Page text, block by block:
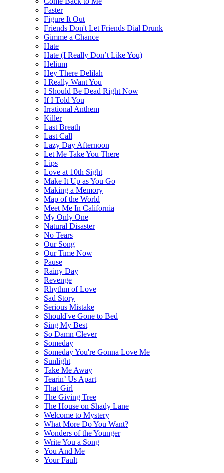
Faster
Figure It Out
Friends Don't Let Friends Dial Drunk
Gimme a Chance
Hate
Hate (I Really Don’t Like You)
Helium
Hey There Delilah
I Really Want You
I Should Be Dead Right Now
If I Told You
Irrational Anthem
Killer
Last Breath
Last Call
Lazy Day Afternoon
Let Me Take You There
Lips
Love at 10th Sight
Make It Up as You Go
Making a Memory
Map of the World
Meet Me In California
My Only One
Natural Disaster
No Tears
Our Song
Our Time Now
Pause
Rainy Day
Revenge
Rhythm of Love
Sad Story
Serious Mistake
Should've Gone to Bed
Sing My Best
So Damn Clever
Someday
Someday You're Gonna Love Me
Sunlight
Take Me Away
Tearin’ Us Apart
That Girl
The Giving Tree
The House on Shady Lane
Welcome to Mystery
What More Do You Want?
Wonders of the Younger
Write You a Song
You And Me
Your Fault